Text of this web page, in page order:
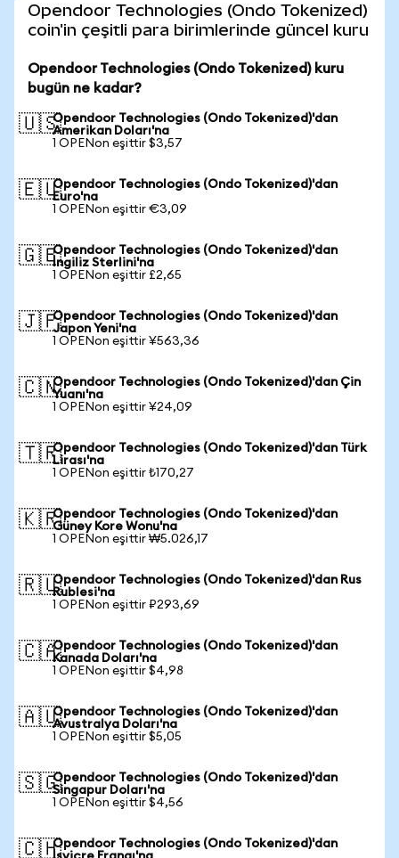
Opendoor Technologies (Ondo Tokenized)
coin'in çeşitli para birimlerinde güncel kuru
Opendoor Technologies (Ondo Tokenized) kuru
bugün ne kadar?
🇺🇸Opendoor Technologies (Ondo Tokenized)'dan
Amerikan Doları'na
1 OPENon eşittir $3,57
🇪🇺Opendoor Technologies (Ondo Tokenized)'dan
Euro'na
1 OPENon eşittir €3,09
🇬🇧Opendoor Technologies (Ondo Tokenized)'dan
İngiliz Sterlini'na
1 OPENon eşittir £2,65
🇯🇵Opendoor Technologies (Ondo Tokenized)'dan
Japon Yeni'na
1 OPENon eşittir ¥563,36
🇨🇳Opendoor Technologies (Ondo Tokenized)'dan Çin
Yuanı'na
1 OPENon eşittir ¥24,09
🇹🇷Opendoor Technologies (Ondo Tokenized)'dan Türk
Lirası'na
1 OPENon eşittir ₺170,27
🇰🇷Opendoor Technologies (Ondo Tokenized)'dan
Güney Kore Wonu'na
1 OPENon eşittir ₩5.026,17
🇷🇺Opendoor Technologies (Ondo Tokenized)'dan Rus
Rublesi'na
1 OPENon eşittir ₽293,69
🇨🇦Opendoor Technologies (Ondo Tokenized)'dan
Kanada Doları'na
1 OPENon eşittir $4,98
🇦🇺Opendoor Technologies (Ondo Tokenized)'dan
Avustralya Doları'na
1 OPENon eşittir $5,05
🇸🇬Opendoor Technologies (Ondo Tokenized)'dan
Singapur Doları'na
1 OPENon eşittir $4,56
🇨🇭Opendoor Technologies (Ondo Tokenized)'dan